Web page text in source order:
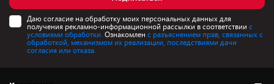
Даю согласие на обработку моих персональных данных для
получения рекламно-информационной рассылки в соответствии с
условиями обработки. Ознакомлен с разъяснением прав, связанных с
обработкой, механизмом их реализации, последствиями дачи
согласия или отказа.